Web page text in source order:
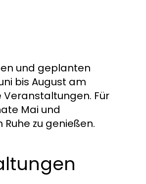
und geplanten
bis August am
Für
Mai und
zu genießen.